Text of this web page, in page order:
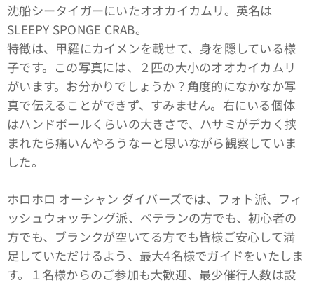
沈船シータイガーにいたオオカイカムリ。英名は
SLEEPY SPONGE CRAB。
特徴は、甲羅にカイメンを載せて、身を隠している様
子です。この写真には、２匹の大小のオオカイカムリ
がいます。お分かりでしょうか？角度的になかなか写
真で伝えることができず、すみません。右にいる個体
はハンドボールくらいの大きさで、ハサミがデカく挟
まれたら痛いんやろうなーと思いながら観察していま
した。
ホロホロ オーシャン ダイバーズでは、フォト派、フィ
ッシュウォッチング派、ベテランの方でも、初心者の
方でも、ブランクが空いてる方でも皆様ご安心して満
足していただけるよう、最大4名様でガイドをいたしま
す。１名様からのご参加も大歓迎、最少催行人数は設